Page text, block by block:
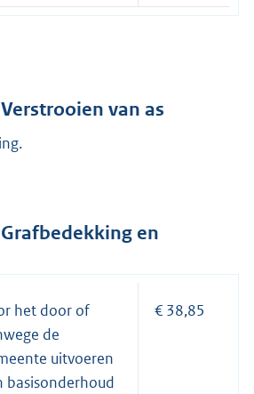
van as
en
het door of
de
uitvoeren
basisonderhoud
€ 38,85